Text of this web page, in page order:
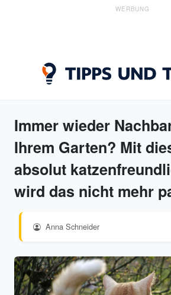
WERBUNG
Immer wieder
Ihrem Garten? Mit
absolut
wird das nicht mehr
Anna Schneider